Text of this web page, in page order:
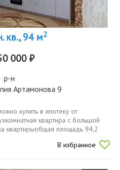
кв., 94 м2
000 ₽
р-н
Артамонова 9
купить в ипотеку от
квартира с большой
квартирыобщая площадь 94,2
27 и 20кв.мкухня 24,6
В избранное